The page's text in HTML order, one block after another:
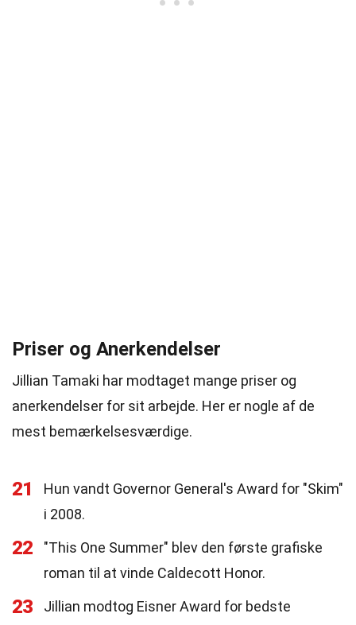
Priser og Anerkendelser
Jillian Tamaki har modtaget mange priser og
anerkendelser for sit arbejde. Her er nogle af de
mest bemærkelsesværdige.
21
Hun vandt Governor General's Award for "Skim"
i 2008.
22
"This One Summer" blev den første grafiske
roman til at vinde Caldecott Honor.
23
Jillian modtog Eisner Award for bedste